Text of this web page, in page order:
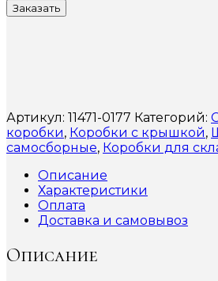
Заказать
Артикул: 11471-0177 Категорий:
коробки, Коробки с крышкой,
самосборные, Коробки для
Описание
Характеристики
Оплата
Доставка и самовывоз
Описание